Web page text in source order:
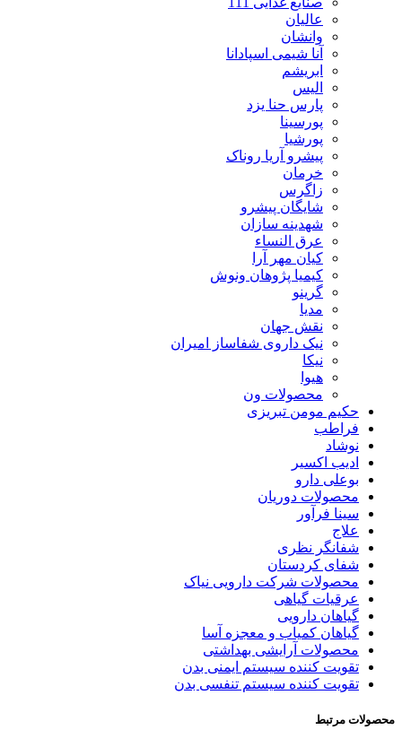
عالیان
وانشان
آنا شیمی اسپادانا
ابریشم
الیس
پارس حنا یزد
پورسینا
پورشیا
پیشرو آریا روناک
خرمان
زاگرس
شایگان پیشرو
شهدینه سازان
عرق النساء
کیان مهر آرا
کیمیا پژوهان ونوش
گرینو
مدیا
نقش جهان
نیک داروی شفاساز امیران
نیکا
هیوا
محصولات ون
حکیم مومن تبریزی
فراطب
نوشاد
ادیب اکسیر
بوعلی دارو
محصولات دوریان
سینا فرآور
علاج
شفانگر نظری
شفای کردستان
محصولات شرکت دارویی نیاک
عرقیات گیاهی
گیاهان دارویی
گیاهان کمیاب و معجزه آسا
محصولات آرایشی بهداشتی
تقویت کننده سیستم ایمنی بدن
تقویت کننده سیستم تنفسی بدن
محصولات مرتبط